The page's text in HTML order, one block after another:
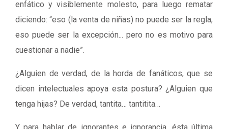
enfático y visiblemente molesto, para luego rematar
diciendo: “eso (la venta de niñas) no puede ser la regla,
eso puede ser la excepción... pero no es motivo para
cuestionar a nadie”.
¿Alguien de verdad, de la horda de fanáticos, que se
dicen intelectuales apoya esta postura? ¿Alguien que
tenga hijas? De verdad, tantita… tantitita…